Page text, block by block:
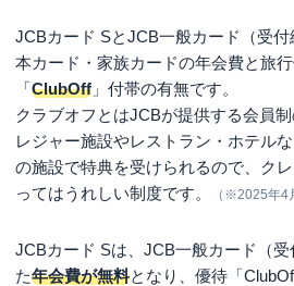
JCBカード SとJCB一般カード（受付
本カード・家族カードの年会費と旅
「ClubOff 」付帯の有無です。
クラブオフとはJCBが提供する会員制
レジャー施設やレストラン・ホテル
の施設で特典を受けられるので、ク
ってはうれしい制度です。
（※2025年4
JCBカード Sは、JCB一般カード（
た年会費が無料となり、優待「